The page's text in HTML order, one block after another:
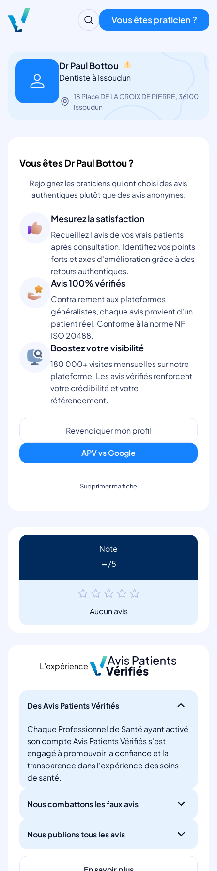
Vous êtes praticien ?
Dr Paul Bottou
Dentiste à Issoudun
18 Place DE LA CROIX DE PIERRE, 36100
Issoudun
Vous êtes Dr Paul Bottou ?
Rejoignez les praticiens qui ont choisi des avis
authentiques plutôt que des avis anonymes.
Mesurez la satisfaction
Recueillez l'avis de vos vrais patients
après consultation. Identifiez vos points
forts et axes d'amélioration grâce à des
retours authentiques.
Avis 100% vérifiés
Contrairement aux plateformes
généralistes, chaque avis provient d'un
patient réel. Conforme à la norme NF
ISO 20488.
Boostez votre visibilité
180 000+ visites mensuelles sur notre
plateforme. Les avis vérifiés renforcent
votre crédibilité et votre
référencement.
Revendiquer mon profil
APV vs Google
Supprimer ma fiche
Note
-
Aucun avis
L’expérience
Des Avis Patients Vérifiés
Chaque Professionnel de Santé ayant activé
son compte Avis Patients Vérifiés s'est
engagé à promouvoir la confiance et la
transparence dans l'expérience des soins
de santé.
Nous combattons les faux avis
Nous publions tous les avis